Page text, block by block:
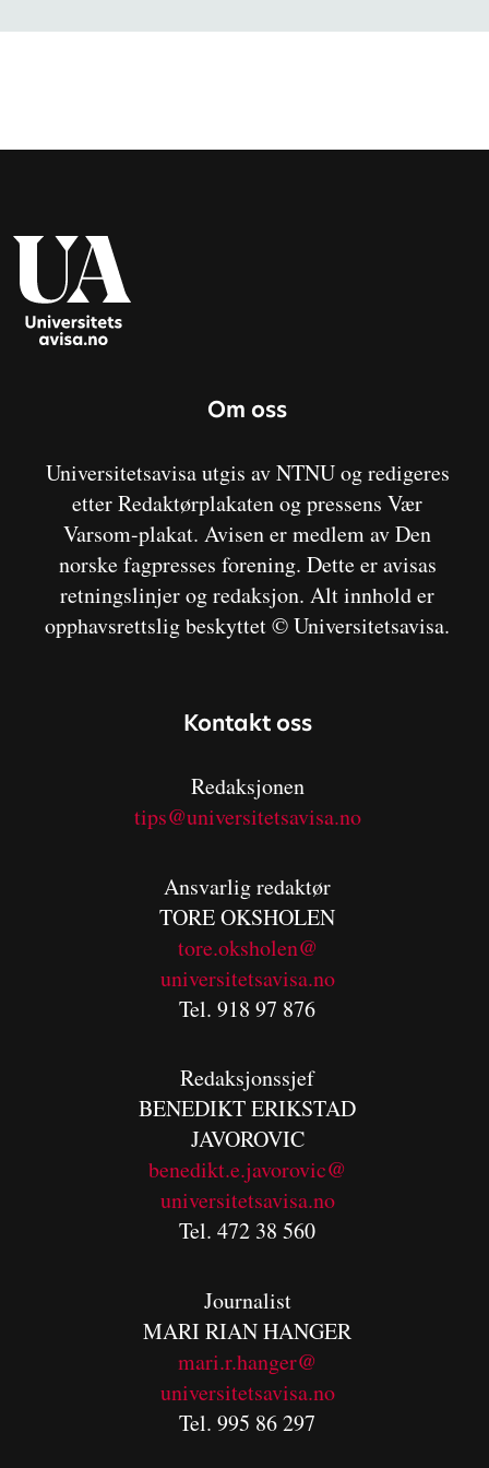
Om oss
Universitetsavisa utgis av NTNU og redigeres
etter Redaktørplakaten og pressens Vær
Varsom-plakat. Avisen er medlem av Den
norske fagpresses forening. Dette er avisas
retningslinjer og redaksjon. Alt innhold er
opphavsrettslig beskyttet © Universitetsavisa.
Kontakt oss
Redaksjonen
tips@universitetsavisa.no
Ansvarlig redaktør
TORE OKSHOLEN
tore.oksholen@
universitetsavisa.no
Tel. 918 97 876
Redaksjonssjef
BENEDIKTERIKSTAD
JAVOROVIC
benedikt.e.javorovic@
universitetsavisa.no
Tel. 472 38 560
Journalist
MARI RIAN HANGER
mari.r.hanger@
universitetsavisa.no
Tel. 995 86 297